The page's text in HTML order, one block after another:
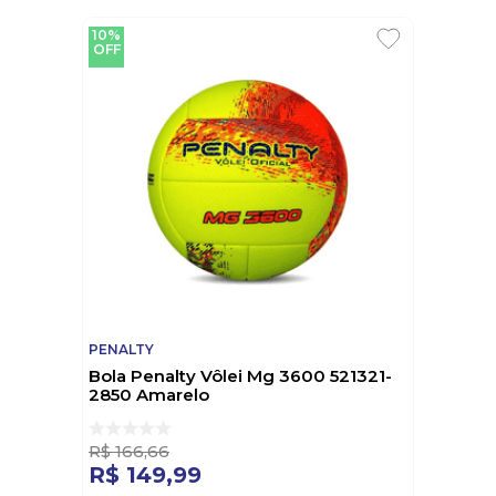
e conforto aos atletas. Escolha Penalty e jogue com
a melhor performance: "Viva a paixão pelo esporte
com Penalty!"
10%
OFF
PENALTY
Bola Penalty Vôlei Mg 3600 521321-
2850 Amarelo
R$ 166,66
R$ 149,99